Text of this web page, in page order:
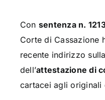
Con sentenza n.
Corte di Cassazione
recente indirizzo
dell’attestazione di
cartacei agli originali